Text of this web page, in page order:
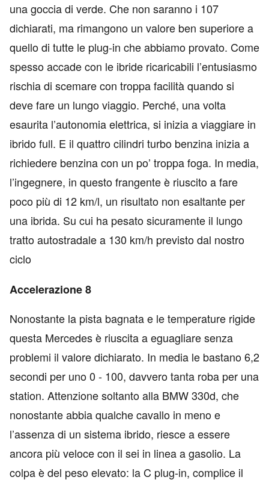
una goccia di verde. Che non saranno i 107
dichiarati, ma rimangono un valore ben superiore a
quello di tutte le plug-in che abbiamo provato. Come
spesso accade con le ibride ricaricabili l’entusiasmo
rischia di scemare con troppa facilità quando si
deve fare un lungo viaggio. Perché, una volta
esaurita l’autonomia elettrica, si inizia a viaggiare in
ibrido full. E il quattro cilindri turbo benzina inizia a
richiedere benzina con un po’ troppa foga. In media,
l’ingegnere, in questo frangente è riuscito a fare
poco più di 12 km/l, un risultato non esaltante per
una ibrida. Su cui ha pesato sicuramente il lungo
tratto autostradale a 130 km/h previsto dal nostro
ciclo
Accelerazione 8
Nonostante la pista bagnata e le temperature rigide
questa Mercedes è riuscita a eguagliare senza
problemi il valore dichiarato. In media le bastano 6,2
secondi per uno 0 - 100, davvero tanta roba per una
station. Attenzione soltanto alla BMW 330d, che
nonostante abbia qualche cavallo in meno e
l’assenza di un sistema ibrido, riesce a essere
ancora più veloce con il sei in linea a gasolio. La
colpa è del peso elevato: la C plug-in, complice il